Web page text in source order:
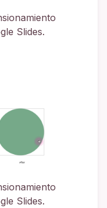
Slides.
Slides.